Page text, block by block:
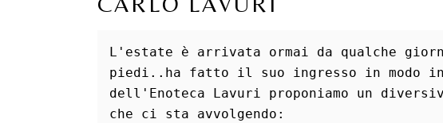
L'estate è arrivata ormai da qualche
piedi..ha fatto il suo ingresso in modo
dell'Enoteca Lavuri proponiamo un
che ci sta avvolgendo: